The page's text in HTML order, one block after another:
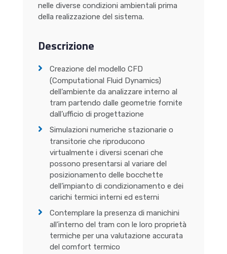
nelle diverse condizioni ambientali prima
della realizzazione del sistema.
Descrizione
Creazione del modello CFD
(Computational Fluid Dynamics)
dell’ambiente da analizzare interno al
tram partendo dalle geometrie fornite
dall’ufficio di progettazione
Simulazioni numeriche stazionarie o
transitorie che riproducono
virtualmente i diversi scenari che
possono presentarsi al variare del
posizionamento delle bocchette
dell’impianto di condizionamento e dei
carichi termici interni ed esterni
Contemplare la presenza di manichini
all’interno del tram con le loro proprietà
termiche per una valutazione accurata
del comfort termico